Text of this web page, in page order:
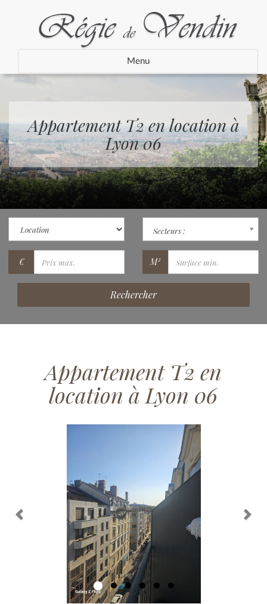
Menu
Appartement T2 en location à
Lyon 06
Secteurs :
€ M²
Rechercher
Appartement T2 en
location à Lyon 06